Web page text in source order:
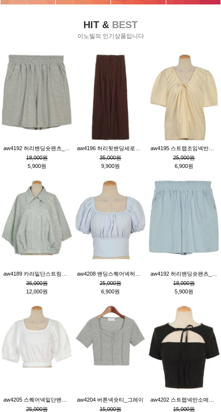
HIT & BEST
이노빌의 인기상품입니다
18,000원
5,900원
35,000원
9,900원
25,000원
6,900원
36,000원
12,000원
25,000원
6,900원
18,000원
5,900원
25,000원
aw4204 버튼넥숏티_그레이
15,000원
15,000원